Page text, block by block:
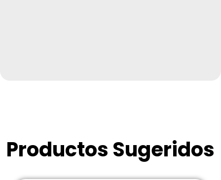
Productos Sugeridos